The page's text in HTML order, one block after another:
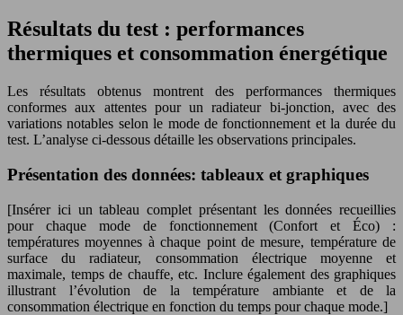
Résultats du test : performances
thermiques et consommation énergétique
Les résultats obtenus montrent des performances thermiques
conformes aux attentes pour un radiateur bi-jonction, avec des
variations notables selon le mode de fonctionnement et la durée du
test. L’analyse ci-dessous détaille les observations principales.
Présentation des données: tableaux et graphiques
[Insérer ici un tableau complet présentant les données recueillies
pour chaque mode de fonctionnement (Confort et Éco) :
températures moyennes à chaque point de mesure, température de
surface du radiateur, consommation électrique moyenne et
maximale, temps de chauffe, etc. Inclure également des graphiques
illustrant l’évolution de la température ambiante et de la
consommation électrique en fonction du temps pour chaque mode.]